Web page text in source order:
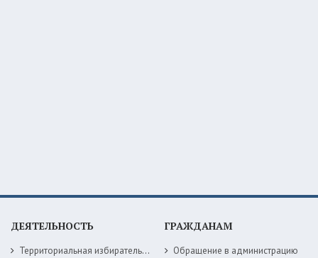
ДЕЯТЕЛЬНОСТЬ
Территориальная избирательная комиссия
ГРАЖДАНАМ
Обращение в администрацию